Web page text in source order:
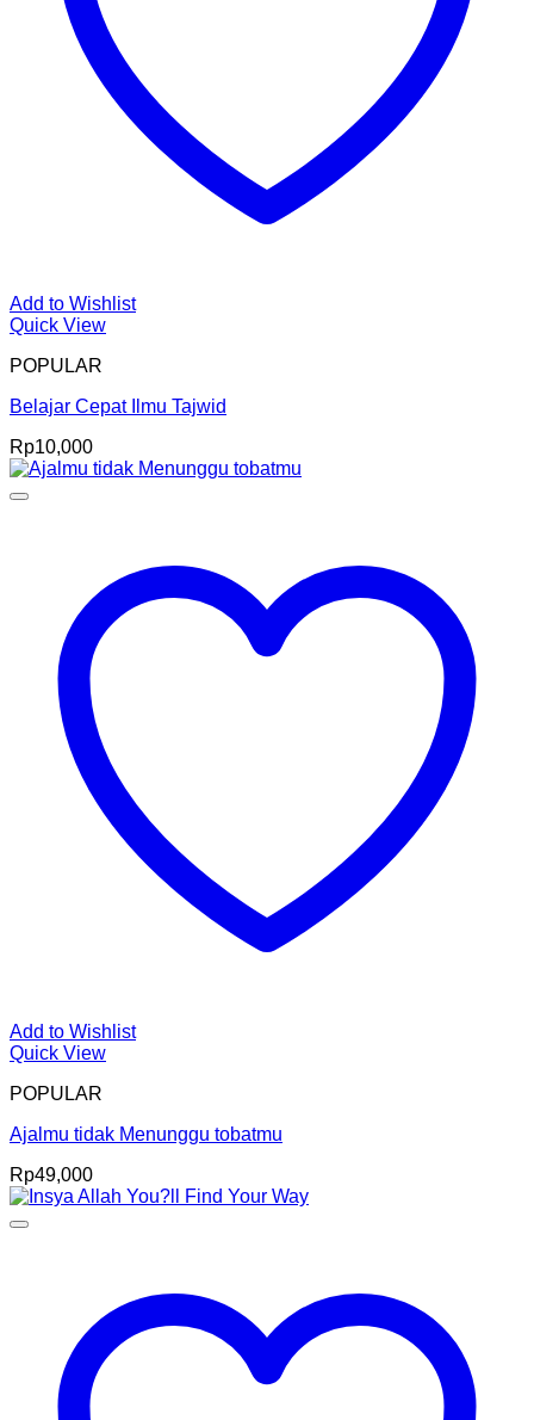
Add to Wishlist
Quick View
POPULAR
Belajar Cepat Ilmu Tajwid
Rp10,000
Add to Wishlist
Quick View
POPULAR
Ajalmu tidak Menunggu tobatmu
Rp49,000